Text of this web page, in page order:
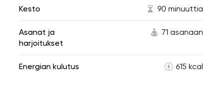
Kesto 90 minuuttia
Asanat ja
harjoitukset
71 asanaan
Energian kulutus 615 kcal